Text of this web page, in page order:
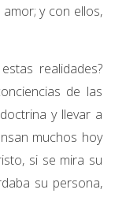
y con ellos,
realidades?
de las
y llevar a
muchos hoy
si se mira su
su persona,